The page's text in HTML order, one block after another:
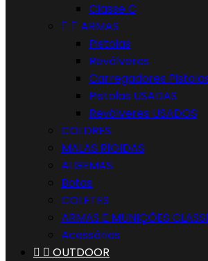
Classe C
  ARMAS
Pistolas
Revólveres
Carregadores
Pistolas USADAS
Revólveres USADOS
COLDRES
MALAS RÍGIDAS
ALGEMAS
Botas
COLETES
ARMAS E MUNIÇÕES
Acessórios
  OUTDOOR